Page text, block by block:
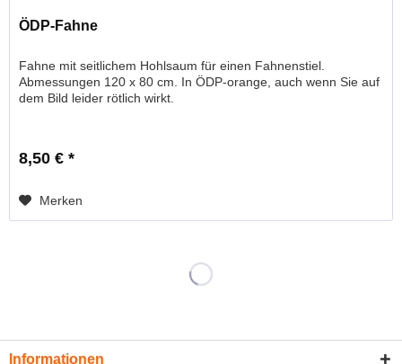
ÖDP-Fahne
Fahne mit seitlichem Hohlsaum für einen Fahnenstiel.
Abmessungen 120 x 80 cm. In ÖDP-orange, auch wenn Sie auf
dem Bild leider rötlich wirkt.
8,50 € *
Merken
Informationen